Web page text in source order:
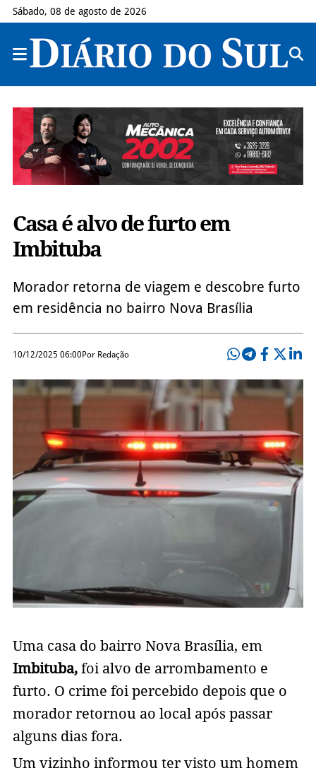
Sábado, 08 de agosto de 2026
Casa é alvo de furto em
Imbituba
Morador retorna de viagem e descobre furto
em residência no bairro Nova Brasília
10/12/2025 06:00Por Redação
Uma casa do bairro Nova Brasília, em
Imbituba,foi alvo de arrombamento e
furto. O crime foi percebido depois que o
morador retornou ao local após passar
alguns dias fora.
Um vizinho informou ter visto um homem